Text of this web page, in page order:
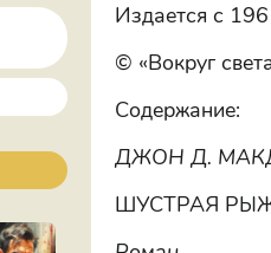
Издается с
© «Вокруг
Содержание:
ДЖОН Д.
ШУСТРАЯ